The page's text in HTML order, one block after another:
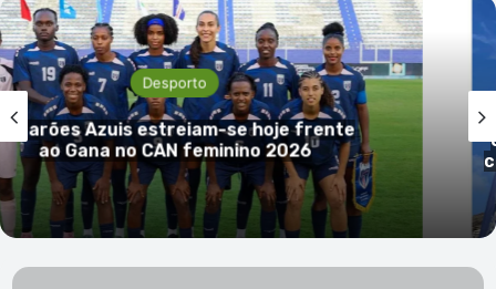
Desporto
Amílcar Graça denuncia
encerramento do Pro Tour; FCVV
críticas e nega incumprimento
Moçambique: